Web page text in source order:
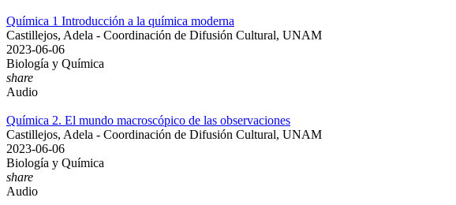
Química 1 Introducción a la química moderna
Castillejos, Adela - Coordinación de Difusión Cultural, UNAM
2023-06-06
Biología y Química
share
Audio
Química 2. El mundo macroscópico de las observaciones
Castillejos, Adela - Coordinación de Difusión Cultural, UNAM
2023-06-06
Biología y Química
share
Audio